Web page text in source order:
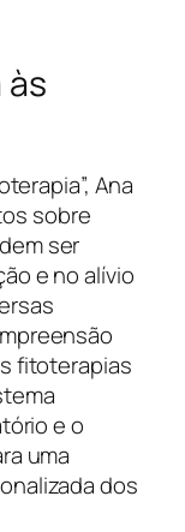
às
Ana
sobre
ser
e no alívio
fitoterapias
e o
uma
dos